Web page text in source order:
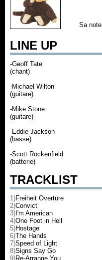
Sa
LINE UP
-Geoff Tate
(chant)
-Michael Wilton
(guitare)
-Mike Stone
(guitare)
-Eddie Jackson
(basse)
-Scott Rockenfield
(batterie)
TRACKLIST
1)Freiheit Overtüre
2)Convict
3) I'm American
4)One Foot in Hell
5)Hostage
6)The Hands
7)Speed of Light
8)Signs Say Go
9)Re-Arrange You